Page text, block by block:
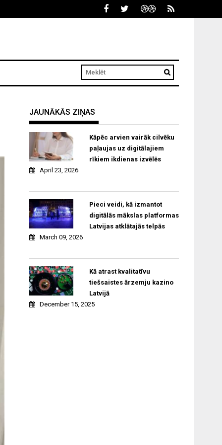
JAUNĀKĀS ZIŅAS
Kāpēc arvien vairāk cilvēku
paļaujas uz digitālajiem
rīkiem ikdienas izvēlēs
April 23, 2026
Pieci veidi, kā izmantot
digitālās mākslas platformas
Latvijas atklātajās telpās
March 09, 2026
Kā atrast kvalitatīvu
tiešsaistes ārzemju kazino
Latvijā
December 15, 2025